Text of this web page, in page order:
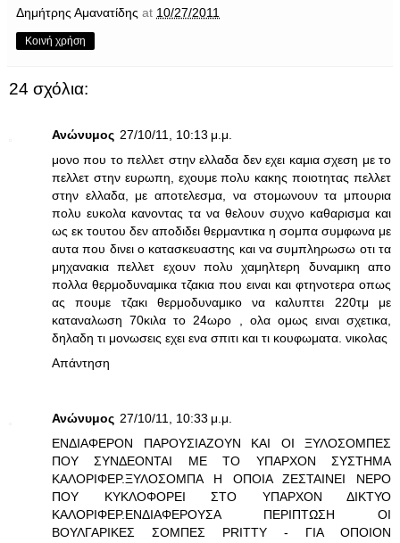
Δημήτρης Αμανατίδης at 10/27/2011
Κοινή χρήση
24 σχόλια:
Ανώνυμος 27/10/11, 10:13 μ.μ.
μονο που το πελλετ στην ελλαδα δεν εχει καμια σχεση με το
πελλετ στην ευρωπη, εχουμε πολυ κακης ποιοτητας πελλετ
στην ελλαδα, με αποτελεσμα, να στομωνουν τα μπουρια
πολυ ευκολα κανοντας τα να θελουν συχνο καθαρισμα και
ως εκ τουτου δεν αποδιδει θερμαντικα η σομπα συμφωνα με
αυτα που δινει ο κατασκευαστης και να συμπληρωσω οτι τα
μηχανακια πελλετ εχουν πολυ χαμηλτερη δυναμικη απο
πολλα θερμοδυναμικα τζακια που ειναι και φτηνοτερα οπως
ας πουμε τζακι θερμοδυναμικο να καλυπτει 220τμ με
καταναλωση 70κιλα το 24ωρο , ολα ομως ειναι σχετικα,
δηλαδη τι μονωσεις εχει ενα σπιτι και τι κουφωματα. νικολας
Απάντηση
Ανώνυμος 27/10/11, 10:33 μ.μ.
ΕΝΔΙΑΦΕΡΟΝ ΠΑΡΟΥΣΙΑΖΟΥΝ ΚΑΙ ΟΙ ΞΥΛΟΣΟΜΠΕΣ
ΠΟΥ ΣΥΝΔΕΟΝΤΑΙ ΜΕ ΤΟ ΥΠΑΡΧΟΝ ΣΥΣΤΗΜΑ
ΚΑΛΟΡΙΦΕΡ.ΞΥΛΟΣΟΜΠΑ Η ΟΠΟΙΑ ΖΕΣΤΑΙΝΕΙ ΝΕΡΟ
ΠΟΥ ΚΥΚΛΟΦΟΡΕΙ ΣΤΟ ΥΠΑΡΧΟΝ ΔΙΚΤΥΟ
ΚΑΛΟΡΙΦΕΡ.ΕΝΔΙΑΦΕΡΟΥΣΑ ΠΕΡΙΠΤΩΣΗ ΟΙ
ΒΟΥΛΓΑΡΙΚΕΣ ΣΟΜΠΕΣ PRITTY - ΓΙΑ ΟΠΟΙΟΝ